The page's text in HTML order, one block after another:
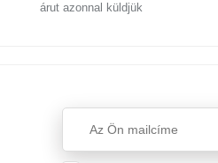
árut azonnal küldjük